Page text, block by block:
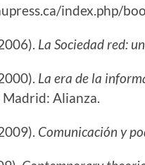
index.php/
La Sociedad red:
La era de la
Madrid: Alianza.
Comunicación y